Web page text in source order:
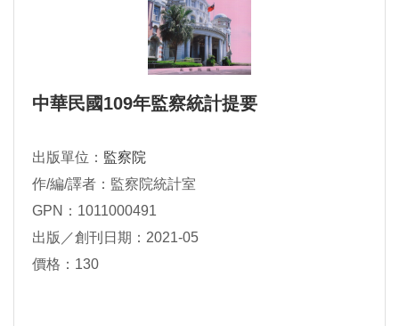
中華民國109年監察統計提要
出版單位： 監察院
作/編/譯者：監察院統計室
GPN：1011000491
出版／創刊日期：2021-05
價格：130